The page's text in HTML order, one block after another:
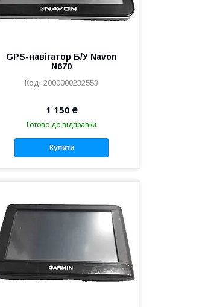
GPS-навігатор Б/У Navon
N670
2000000232553
1 150 ₴
Готово до відправки
Купити